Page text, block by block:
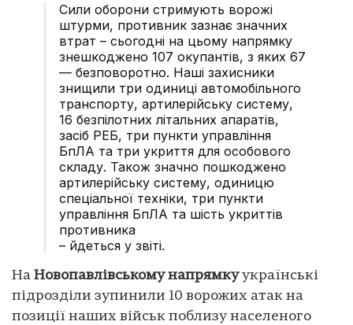
Сили оборони стримують ворожі
штурми, противник зазнає значних
втрат – сьогодні на цьому напрямку
знешкоджено 107 окупантів, з яких 67
— безповоротно. Наші захисники
знищили три одиниці автомобільного
транспорту, артилерійську систему,
16 безпілотних літальних апаратів,
засіб РЕБ, три пункти управління
БпЛА та три укриття для особового
складу. Також значно пошкоджено
артилерійську систему, одиницю
спеціальної техніки, три пункти
управління БпЛА та шість укриттів
противника
– йдеться у звіті.
На Новопавлівському напрямкуукраїнські
підрозділи зупинили 10 ворожих атак на
позиції наших військ поблизу населеного